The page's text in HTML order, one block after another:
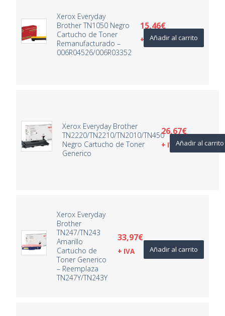
Xerox Everyday
Brother TN1050 Negro
Cartucho de Toner
Remanufacturado –
006R04526/006R03352
15,46€
+ IVAAñadir al carrito
Xerox Everyday Brother
TN2220/TN2210/TN2010/TN450
Negro Cartucho de Toner
Generico
26,67€
+ IVAAñadir al carrito
Xerox Everyday
Brother
TN247/TN243
Amarillo
Cartucho de
Toner Generico
– Reemplaza
TN247Y/TN243Y
33,97€
+ IVA Añadir al carrito